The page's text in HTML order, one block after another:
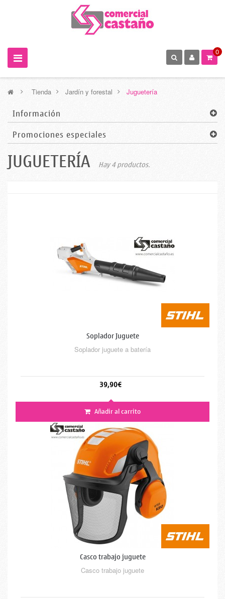
0
> Tienda > Jardín y forestal > Juguetería
Información
Promociones especiales
JUGUETERÍA Hay 4 productos.
Soplador Juguete
Soplador juguete a batería
39,90€
Añadir al carrito
Casco trabajo juguete
Casco trabajo juguete